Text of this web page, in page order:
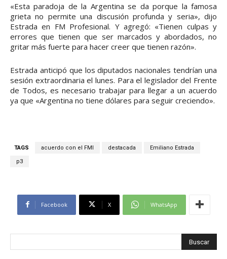
«Esta paradoja de la Argentina se da porque la famosa
grieta no permite una discusión profunda y seria», dijo
Estrada en FM Profesional. Y agregó: «Tienen culpas y
errores que tienen que ser marcados y abordados, no
gritar más fuerte para hacer creer que tienen razón».
Estrada anticipó que los diputados nacionales tendrían una
sesión extraordinaria el lunes. Para el legislador del Frente
de Todos, es necesario trabajar para llegar a un acuerdo
ya que «Argentina no tiene dólares para seguir creciendo».
TAGS acuerdo con el FMI destacada Emiliano Estrada
p3
Facebook X WhatsApp